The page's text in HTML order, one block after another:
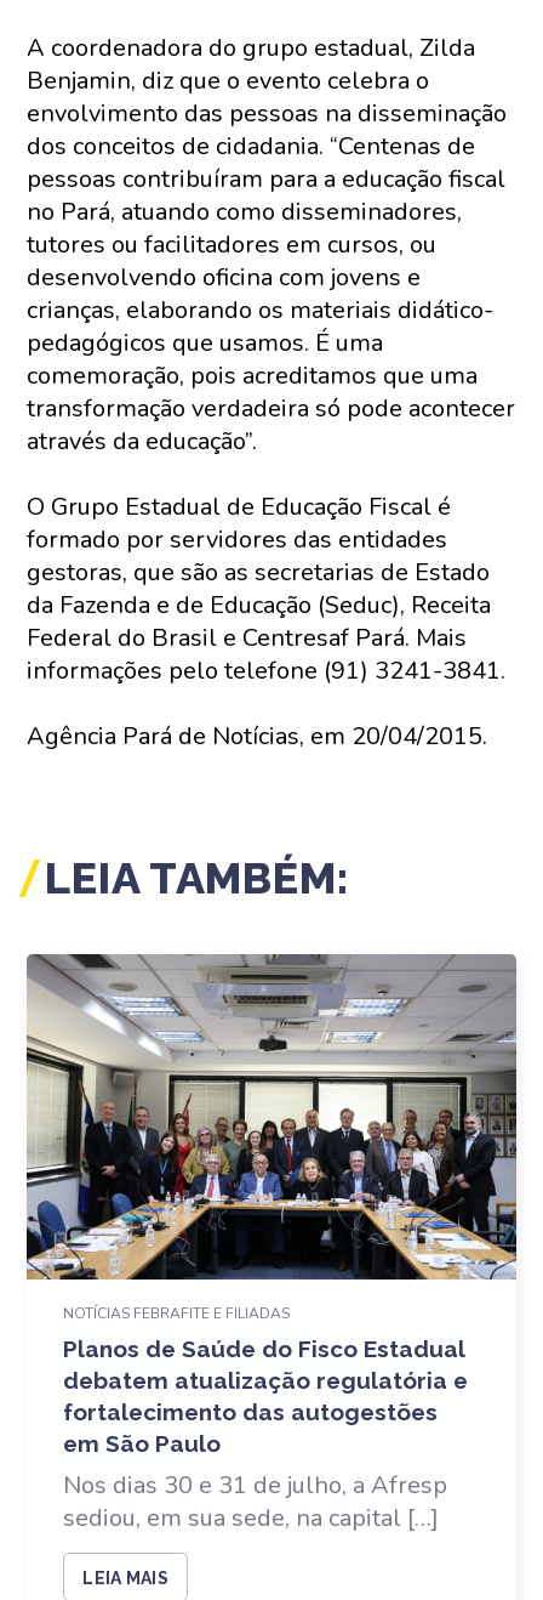
A coordenadora do grupo estadual, Zilda
Benjamin, diz que o evento celebra o
envolvimento das pessoas na disseminação
dos conceitos de cidadania. “Centenas de
pessoas contribuíram para a educação fiscal
no Pará, atuando como disseminadores,
tutores ou facilitadores em cursos, ou
desenvolvendo oficina com jovens e
crianças, elaborando os materiais didático-
pedagógicos que usamos. É uma
comemoração, pois acreditamos que uma
transformação verdadeira só pode acontecer
através da educação”.
O Grupo Estadual de Educação Fiscal é
formado por servidores das entidades
gestoras, que são as secretarias de Estado
da Fazenda e de Educação (Seduc), Receita
Federal do Brasil e Centresaf Pará. Mais
informações pelo telefone (91) 3241-3841.
Agência Pará de Notícias, em 20/04/2015.
LEIA TAMBÉM:
NOTÍCIAS FEBRAFITE E FILIADAS
Planos de Saúde do Fisco Estadual
debatem atualização regulatória e
fortalecimento das autogestões
em São Paulo
Nos dias 30 e 31 de julho, a Afresp
sediou, em sua sede, na capital […]
LEIA MAIS